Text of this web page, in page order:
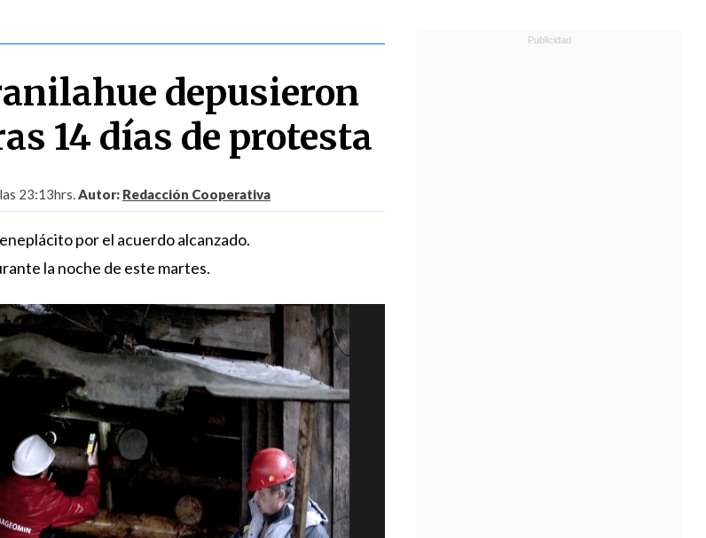
depusieron
14 días de protesta
23:13hrs.Autor: Redacción Cooperativa
por el acuerdo alcanzado.
la noche de este martes.